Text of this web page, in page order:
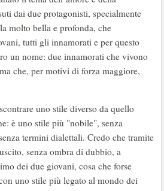
dai due protagonisti, specialmente
molto bella e profonda, che
tutti gli innamorati e per questo
un nome: due innamorati che vivono
che, per motivi di forza maggiore,
uno stile diverso da quello
è uno stile più "nobile", senza
termini dialettali. Credo che tramite
senza ombra di dubbio, a
dei due giovani, cosa che forse
uno stile più legato al mondo dei